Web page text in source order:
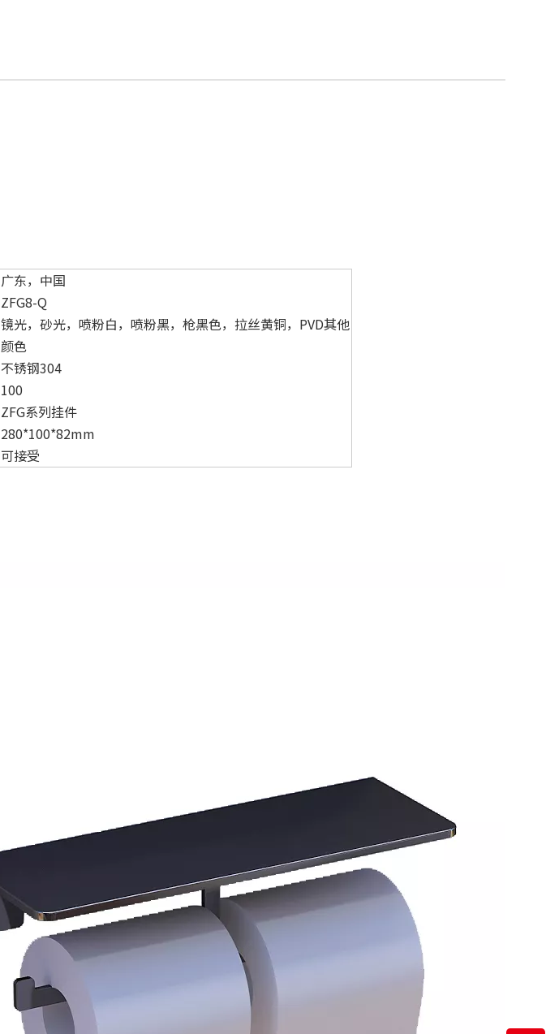
广东，中国
ZFG8-Q
镜光，砂光，喷粉白，喷粉黑，枪黑色，拉丝黄铜，PVD其他
颜色
不锈钢304
100
ZFG系列挂件
280*100*82mm
可接受